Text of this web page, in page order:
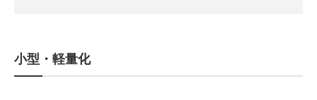
小型・軽量化